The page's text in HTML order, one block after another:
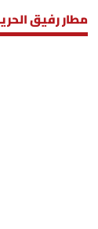
مطار رفيق